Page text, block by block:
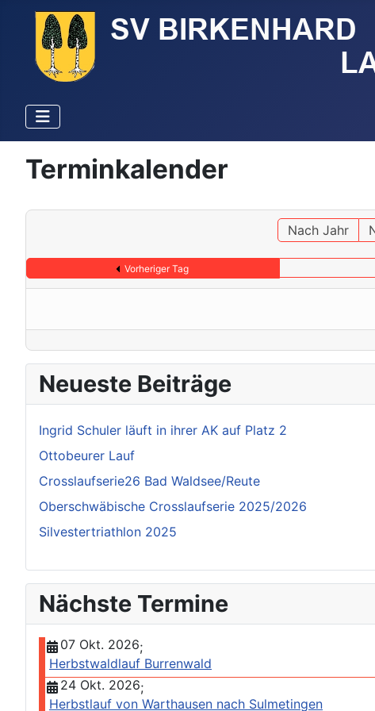
Terminkalender
Nach Jahr
Vorheriger Tag
Neueste Beiträge
Ingrid Schuler läuft in ihrer AK auf Platz 2
Ottobeurer Lauf
Crosslaufserie26 Bad Waldsee/Reute
Oberschwäbische Crosslaufserie 2025/2026
Silvestertriathlon 2025
Nächste Termine
07 Okt. 2026;
Herbstwaldlauf Burrenwald
24 Okt. 2026;
Herbstlauf von Warthausen nach Sulmetingen